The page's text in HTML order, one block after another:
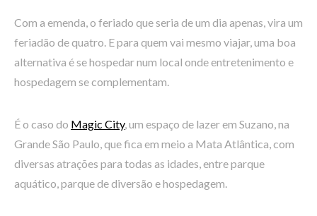
Com a emenda, o feriado que seria de um dia apenas, vira um
feriadão de quatro. E para quem vai mesmo viajar, uma boa
alternativa é se hospedar num local onde entretenimento e
hospedagem se complementam.
É o caso do Magic City, um espaço de lazer em Suzano, na
Grande São Paulo, que fica em meio a Mata Atlântica, com
diversas atrações para todas as idades, entre parque
aquático, parque de diversão e hospedagem.